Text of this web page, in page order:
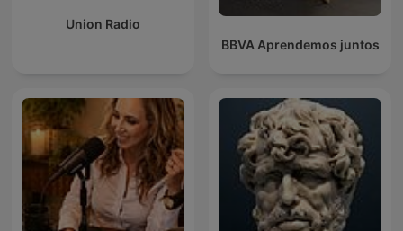
Union Radio
BBVA Aprendemos juntos